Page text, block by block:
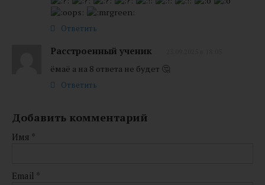
Ответить
Расстроенный ученик
ёмаё а на 8 ответа не будет 🤔
Ответить
Добавить комментарий
Имя *
Email *